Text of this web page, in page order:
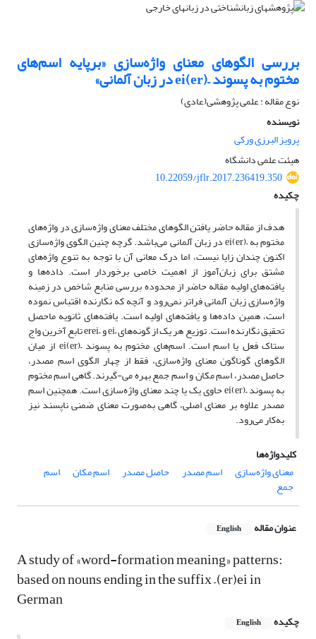
بررسی الگوهای معنای واژه‌سازی «برپایه اسم‌های
مختوم به پسوند –(er)ei در زبان آلمانی»
نوع مقاله : علمی پژوهشی(عادی)
نویسنده
پرویز البرزی ورکی
هیئت علمی دانشگاه
10.22059/jflr.2017.236419.350
چکیده
هدف از مقاله حاضر یافتن الگوهای مختلف معنای واژه‌سازی در واژه‌های
مختوم به –(er)ei در زبان آلمانی می‌باشد. گرچه چنین الگوی واژه‌سازی
اکنون چندان زایا نیست، اما درک معانی آن با توجه به تنوع واژه‌های
مشتق برای زبان‌آموز از اهمیت خاصی برخوردار است. داده‌ها و
یافته‌های اولیه مقاله حاضر از محدوده بررسی منابع شاخص در زمینه
واژه‌سازی زبان آلمانی فراتر نمی‌رود و آنچه که نگارنده اقتباس نموده
است، همین داده‌ها و یافته‌های اولیه است. یافته‌های ثانویه ماحصل
تحقیق نگارنده است. توزیع هر یک از گونه‌های –ei و –erei تابع آخرین واج
ستاک فعل یا اسم است. اسم‌های‌ مختوم به پسوند –(er)ei از میان
الگوهای گوناگون معنای واژه‌سازی، فقط از چهار الگوی اسم مصدر،
حاصل مصدر، اسم مکان و اسم جمع بهره می-گیرند. گاهی اسم‌ مختوم
به پسوند –(er)ei حاوی یک یا چند معنای واژه‌سازی است. همچنین اسم
مصدر علاوه بر معنای اصلی، گاهی به‌صورت معنای ضمنی ناپسند نیز
به‌کار می‌رود.
کلیدواژه‌ها
معنای واژه‌سازی
اسم مصدر حاصل مصدر اسم مکان اسم
جمع
عنوان مقاله English
A study of «word-formation meaning» patterns:
based on nouns ending in the suffix –(er)ei in
German
چکیده English